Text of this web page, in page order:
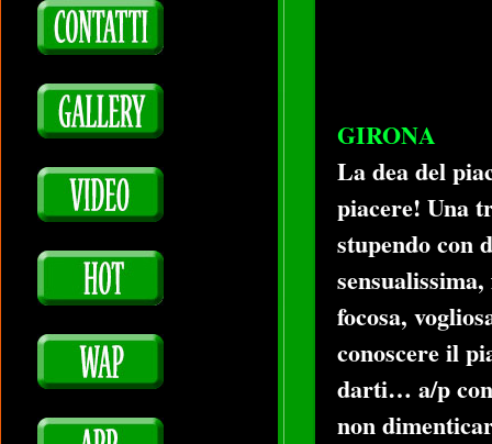
GIRONA
La dea del
piacere! Una
stupendo con
focosa,
conoscere il
darti… a/p
non